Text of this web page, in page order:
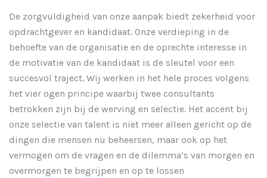
De zorgvuldigheid van onze aanpak biedt zekerheid voor
opdrachtgever en kandidaat. Onze verdieping in de
behoefte van de organisatie en de oprechte interesse in
de motivatie van de kandidaat is de sleutel voor een
succesvol traject. Wij werken in het hele proces volgens
het vier ogen principe waarbij twee consultants
betrokken zijn bij de werving en selectie. Het accent bij
onze selectie van talent is niet meer alleen gericht op de
dingen die mensen nu beheersen, maar ook op het
vermogen om de vragen en de dilemma’s van morgen en
overmorgen te begrijpen en op te lossen